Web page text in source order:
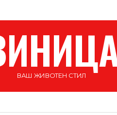
ВАШ ЖИВОТЕН СТИЛ